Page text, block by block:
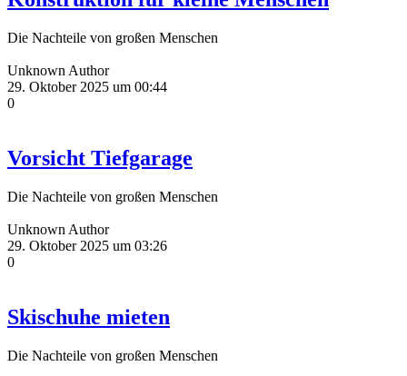
Die Nachteile von großen Menschen
Unknown Author
29. Oktober 2025 um 00:44
0
Vorsicht Tiefgarage
Die Nachteile von großen Menschen
Unknown Author
29. Oktober 2025 um 03:26
0
Skischuhe mieten
Die Nachteile von großen Menschen